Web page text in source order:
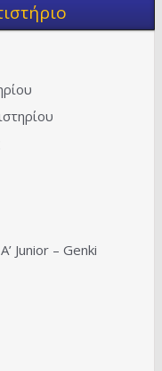
Junior – Genki